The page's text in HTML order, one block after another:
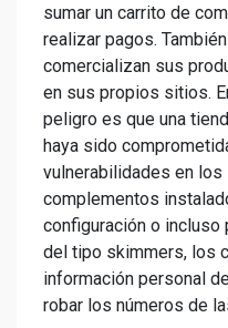
sumar un carrito de
realizar pagos.
comercializan sus
en sus propios sitios.
peligro es que una
haya sido
vulnerabilidades en
complementos
configuración o incluso
del tipo skimmers, los
información personal
robar los números de